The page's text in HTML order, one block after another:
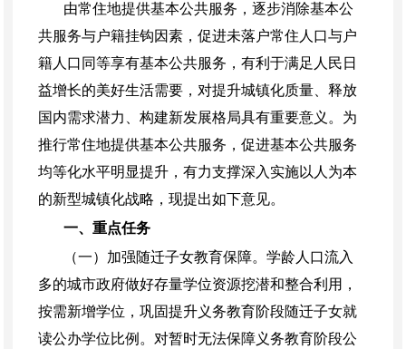
由常住地提供基本公共服务，逐步消除基本公
共服务与户籍挂钩因素，促进未落户常住人口与户
籍人口同等享有基本公共服务，有利于满足人民日
益增长的美好生活需要，对提升城镇化质量、释放
国内需求潜力、构建新发展格局具有重要意义。为
推行常住地提供基本公共服务，促进基本公共服务
均等化水平明显提升，有力支撑深入实施以人为本
的新型城镇化战略，现提出如下意见。
一、重点任务
（一）加强随迁子女教育保障。学龄人口流入
多的城市政府做好存量学位资源挖潜和整合利用，
按需新增学位，巩固提升义务教育阶段随迁子女就
读公办学位比例。对暂时无法保障义务教育阶段公